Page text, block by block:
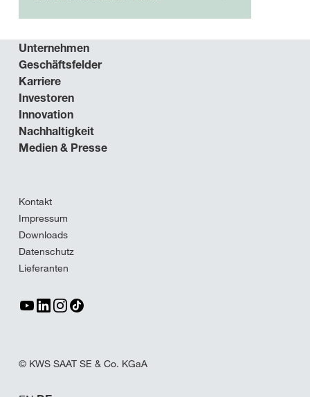
Unternehmen
Geschäftsfelder
Karriere
Investoren
Innovation
Nachhaltigkeit
Medien & Presse
Kontakt
Impressum
Downloads
Datenschutz
Lieferanten
© KWS SAAT SE & Co. KGaA